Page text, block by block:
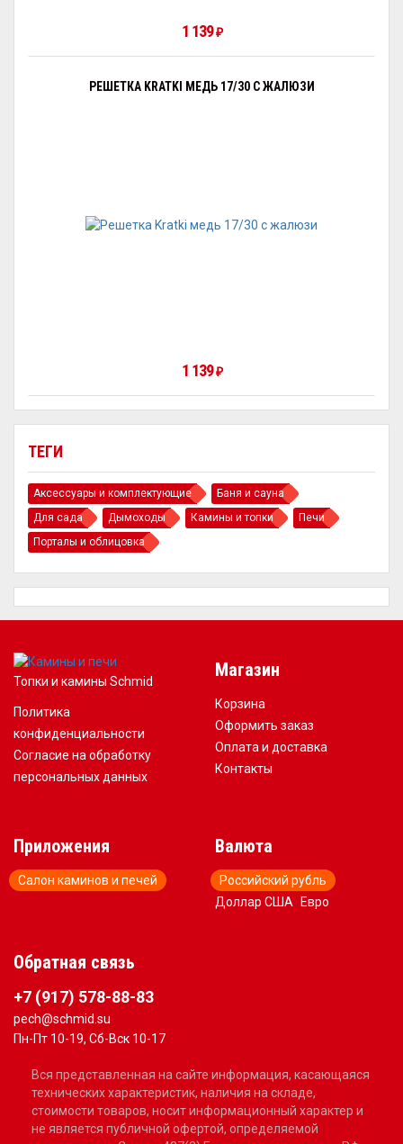
ТЕГИ
Аксессуары и комплектующие
Баня и сауна
Для сада
Дымоходы Камины и топки
Печи
Порталы и облицовка
1 139₽
РЕШЕТКА KRATKI МЕДЬ 17/30 С ЖАЛЮЗИ
1 139₽
Топки и камины Schmid
Политика
конфиденциальности
Согласие на обработку
персональных данных
Магазин
Корзина
Оформить заказ
Оплата и доставка
Контакты
Приложения
Салон каминов и печей
Валюта
Российский рубль
Доллар США
Евро
Обратная связь
+7 (917) 578-88-83
pech@schmid.su
Пн-Пт 10-19, Сб-Вск 10-17
Вся представленная на сайте информация, касающаяся
технических характеристик, наличия на складе,
стоимости товаров, носит информационный характер и
не является публичной офертой, определяемой